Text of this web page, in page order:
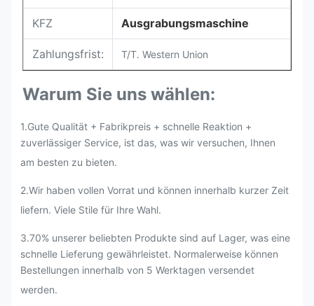
KFZ Ausgrabungsmaschine
Zahlungsfrist: T/T. Western Union
Warum Sie uns wählen:
1.Gute Qualität + Fabrikpreis + schnelle Reaktion +
zuverlässiger Service, ist das, was wir versuchen, Ihnen
am besten zu bieten.
2.Wir haben vollen Vorrat und können innerhalb kurzer Zeit
liefern. Viele Stile für Ihre Wahl.
3.70% unserer beliebten Produkte sind auf Lager, was eine
schnelle Lieferung gewährleistet. Normalerweise können
Bestellungen innerhalb von 5 Werktagen versendet
werden.